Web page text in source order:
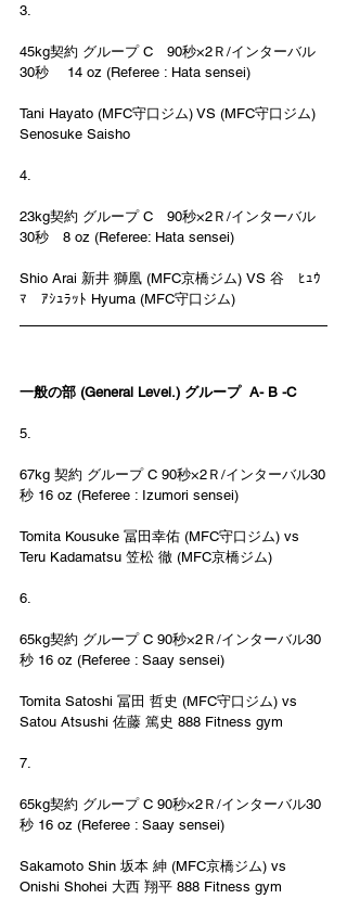
3.
45kg契約 グループ C　90秒×2Ｒ/インターバル
30秒　 14 oz (Referee : Hata sensei)
Tani Hayato (MFC守口ジム) VS (MFC守口ジム)
Senosuke Saisho
4.
23kg契約 グループ C　90秒×2Ｒ/インターバル
30秒　8 oz (Referee: Hata sensei)
Shio Arai 新井 獅凰 (MFC京橋ジム) VS 谷　ﾋｭｳ
ﾏ　ｱｼｭﾗｯﾄ Hyuma (MFC守口ジム)
一般の部 (General Level.) グループ  A- B -C
5.
67kg 契約 グループ C 90秒×2Ｒ/インターバル30
秒 16 oz (Referee : Izumori sensei)
Tomita Kousuke 冨田幸佑 (MFC守口ジム) vs
Teru Kadamatsu 笠松 徹 (MFC京橋ジム)
6.
65kg契約 グループ C 90秒×2Ｒ/インターバル30
秒 16 oz (Referee : Saay sensei)
Tomita Satoshi 冨田 哲史 (MFC守口ジム) vs
Satou Atsushi 佐藤 篤史 888 Fitness gym
7.
65kg契約 グループ C 90秒×2Ｒ/インターバル30
秒 16 oz (Referee : Saay sensei)
Sakamoto Shin 坂本 紳 (MFC京橋ジム) vs
Onishi Shohei 大西 翔平 888 Fitness gym